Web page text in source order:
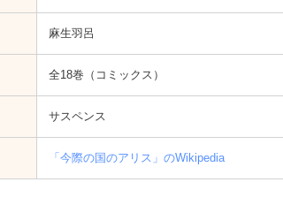
麻生羽呂
全18巻（コミックス）
サスペンス
「今際の国のアリス」のWikipedia